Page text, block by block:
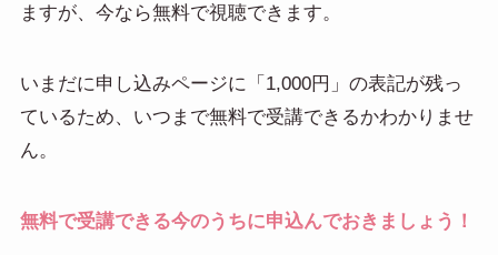
ますが、今なら無料で視聴できます。
いまだに申し込みページに「1,000円」の表記が残っ
ているため、いつまで無料で受講できるかわかりませ
ん。
無料で受講できる今のうちに申込んでおきましょう！